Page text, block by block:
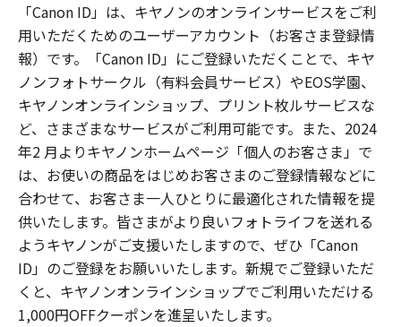
「Canon ID」は、キヤノンのオンラインサービスをご利
用いただくためのユーザーアカウント（お客さま登録情
報）です。「Canon ID」にご登録いただくことで、キヤ
ノンフォトサークル（有料会員サービス）やEOS学園、
キヤノンオンラインショップ、プリント枚ルサービスな
ど、さまざまなサービスがご利用可能です。また、2024
年2 月よりキヤノンホームページ「個人のお客さま」で
は、お使いの商品をはじめお客さまのご登録情報などに
合わせて、お客さま一人ひとりに最適化された情報を提
供いたします。皆さまがより良いフォトライフを送れる
ようキヤノンがご支援いたしますので、ぜひ「Canon
ID」のご登録をお願いいたします。新規でご登録いただ
くと、キヤノンオンラインショップでご利用いただける
1,000円OFFクーポンを進呈いたします。